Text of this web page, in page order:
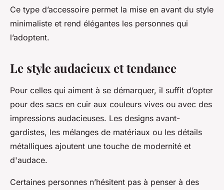
Ce type d’accessoire permet la mise en avant du style
minimaliste et rend élégantes les personnes qui
l’adoptent.
Le style audacieux et tendance
Pour celles qui aiment à se démarquer, il suffit d’opter
pour des sacs en cuir aux couleurs vives ou avec des
impressions audacieuses. Les designs avant-
gardistes, les mélanges de matériaux ou les détails
métalliques ajoutent une touche de modernité et
d'audace.
Certaines personnes n’hésitent pas à penser à des